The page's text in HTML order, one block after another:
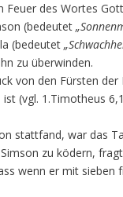
des Wortes
(bedeutet
(bedeutet
zu überwinden.
von den Fürsten
(vgl. 1.Timotheus
stattfand, war das
zu ködern,
wenn er mit